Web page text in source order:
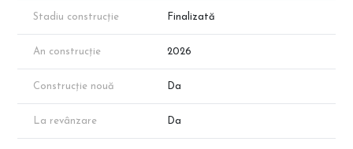
Stadiu construcție Finalizată
An construcție 2026
Construcție nouă Da
La revânzare Da